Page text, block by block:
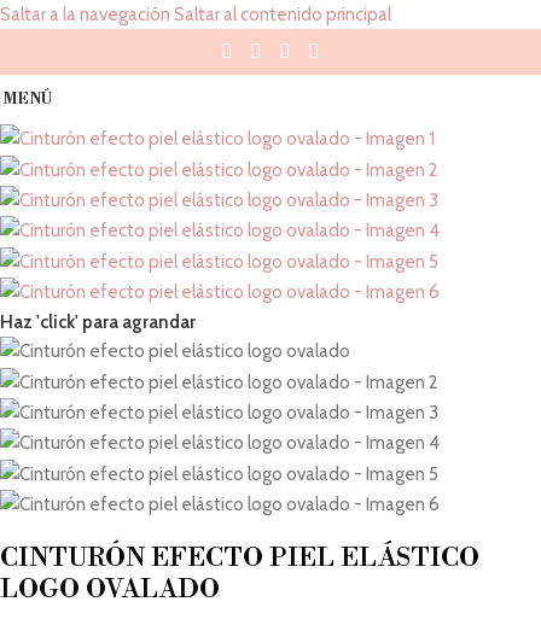
Saltar a la navegación Saltar al contenido principal
MENÚ
Haz 'click' para agrandar
CINTURÓN EFECTO PIEL ELÁSTICO
LOGO OVALADO